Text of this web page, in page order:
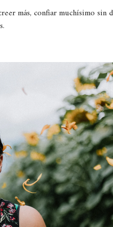
más, confiar muchísimo sin